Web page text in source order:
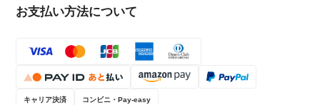
お支払い方法について
キャリア決済 コンビニ・Pay-easy